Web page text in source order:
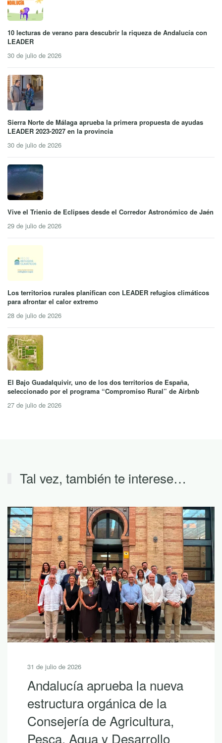
10 lecturas de verano para descubrir la riqueza de Andalucía con
LEADER
30 de julio de 2026
Sierra Norte de Málaga aprueba la primera propuesta de ayudas
LEADER 2023-2027 en la provincia
30 de julio de 2026
Vive el Trienio de Eclipses desde el Corredor Astronómico de Jaén
29 de julio de 2026
Los territorios rurales planifican con LEADER refugios climáticos
para afrontar el calor extremo
28 de julio de 2026
El Bajo Guadalquivir, uno de los dos territorios de España,
seleccionado por el programa “Compromiso Rural” de Airbnb
27 de julio de 2026
Tal vez, también te interese…
30 de julio de 2026
10 lecturas de verano para
descubrir la riqueza de
Andalucía con LEADER